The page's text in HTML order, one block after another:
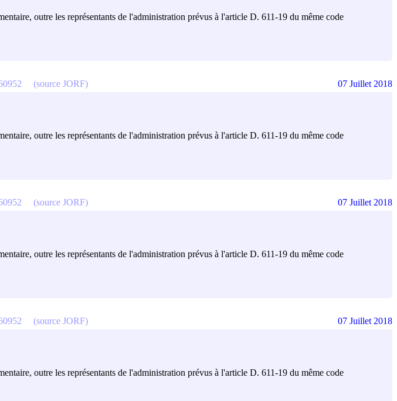
outre les représentants de l'administration prévus à l'article D. 611-19 du même code
outre les représentants de l'administration prévus à l'article D. 611-19 du même code
(source JORF) 07 Juillet 2018
outre les représentants de l'administration prévus à l'article D. 611-19 du même code
(source JORF) 07 Juillet 2018
outre les représentants de l'administration prévus à l'article D. 611-19 du même code
(source JORF) 07 Juillet 2018